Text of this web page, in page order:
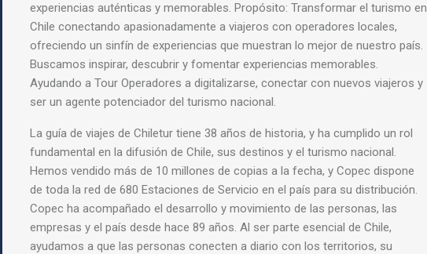
experiencias auténticas y memorables. Propósito: Transformar el turismo en
Chile conectando apasionadamente a viajeros con operadores locales,
ofreciendo un sinfín de experiencias que muestran lo mejor de nuestro país.
Buscamos inspirar, descubrir y fomentar experiencias memorables.
Ayudando a Tour Operadores a digitalizarse, conectar con nuevos viajeros y
ser un agente potenciador del turismo nacional.
La guía de viajes de Chiletur tiene 38 años de historia, y ha cumplido un rol
fundamental en la difusión de Chile, sus destinos y el turismo nacional.
Hemos vendido más de 10 millones de copias a la fecha, y Copec dispone
de toda la red de 680 Estaciones de Servicio en el país para su distribución.
Copec ha acompañado el desarrollo y movimiento de las personas, las
empresas y el país desde hace 89 años. Al ser parte esencial de Chile,
ayudamos a que las personas conecten a diario con los territorios, su